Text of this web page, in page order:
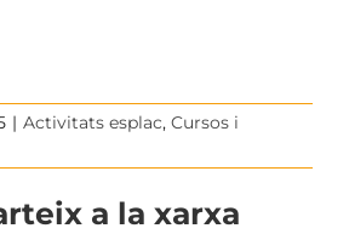
| Activitats esplac, Cursos i
a la xarxa